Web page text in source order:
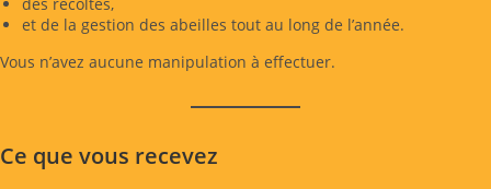
et de la gestion des abeilles tout au long de l’année.
Vous n’avez aucune manipulation à effectuer.
Ce que vous recevez